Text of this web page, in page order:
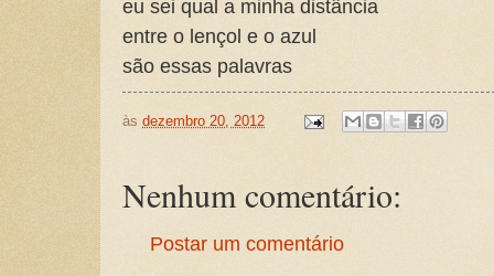
eu sei qual a minha distância
entre o lençol e o azul
são essas palavras
às dezembro 20, 2012
Nenhum comentário:
Postar um comentário